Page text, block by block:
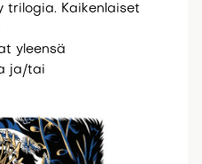
trilogia. Kaikenlaiset
yleensä
ja/tai